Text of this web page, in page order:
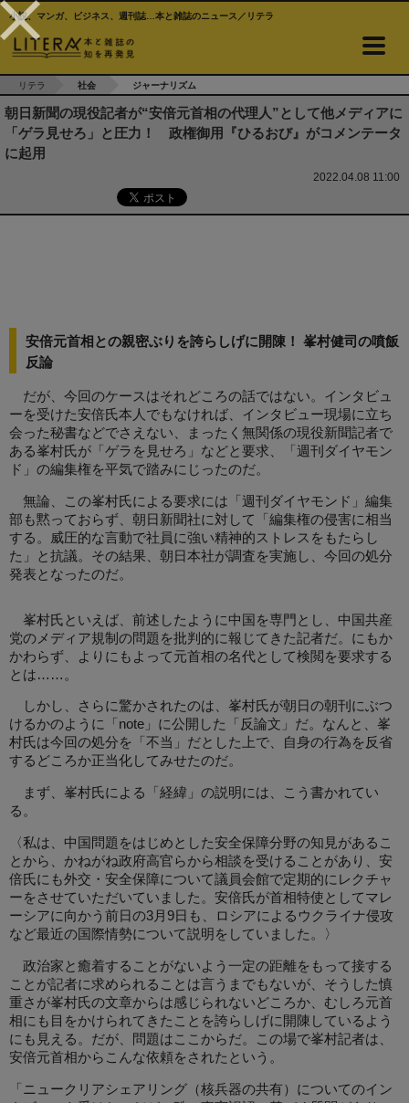
小説、マンガ、ビジネス、週刊誌…本と雑誌のニュース／リテラ
リテラ 社会 ジャーナリズム
朝日新聞の現役記者が“安倍元首相の代理人”として他メディアに
「ゲラ見せろ」と圧力！ 政権御用『ひるおび』がコメンテータ
に起用
2022.04.08 11:00
安倍元首相との親密ぶりを誇らしげに開陳！ 峯村健司の噴飯
反論
だが、今回のケースはそれどころの話ではない。インタビュ
ーを受けた安倍氏本人でもなければ、インタビュー現場に立ち
会った秘書などでさえない、まったく無関係の現役新聞記者で
ある峯村氏が「ゲラを見せろ」などと要求、「週刊ダイヤモン
ド」の編集権を平気で踏みにじったのだ。
無論、この峯村氏による要求には「週刊ダイヤモンド」編集
部も黙っておらず、朝日新聞社に対して「編集権の侵害に相当
する。威圧的な言動で社員に強い精神的ストレスをもたらし
た」と抗議。その結果、朝日本社が調査を実施し、今回の処分
発表となったのだ。
峯村氏といえば、前述したように中国を専門とし、中国共産
党のメディア規制の問題を批判的に報じてきた記者だ。にもか
かわらず、よりにもよって元首相の名代として検閲を要求する
とは……。
しかし、さらに驚かされたのは、峯村氏が朝日の朝刊にぶつ
けるかのように「note」に公開した「反論文」だ。なんと、峯
村氏は今回の処分を「不当」だとした上で、自身の行為を反省
するどころか正当化してみせたのだ。
まず、峯村氏による「経緯」の説明には、こう書かれてい
る。
〈私は、中国問題をはじめとした安全保障分野の知見があるこ
とから、かねがね政府高官らから相談を受けることがあり、安
倍氏にも外交・安全保障について議員会館で定期的にレクチャ
ーをさせていただいていました。安倍氏が首相特使としてマレ
ーシアに向かう前日の3月9日も、ロシアによるウクライナ侵攻
など最近の国際情勢について説明をしていました。〉
政治家と癒着することがないよう一定の距離をもって接する
ことが記者に求められることは言うまでもないが、そうした慎
重さが峯村氏の文章からは感じられないどころか、むしろ元首
相にも目をかけられてきたことを誇らしげに開陳しているよう
にも見える。だが、問題はここからだ。この場で峯村記者は、
安倍元首相からこんな依頼をされたという。
「ニュークリアシェアリング（核兵器の共有）についてのイン